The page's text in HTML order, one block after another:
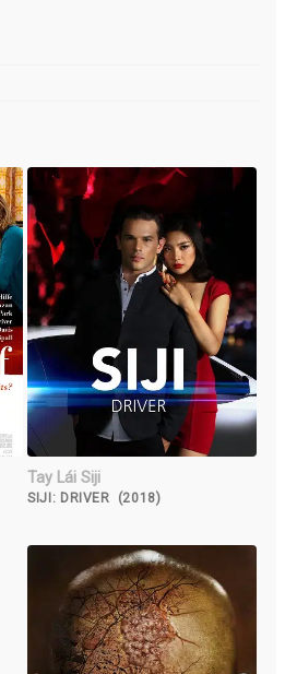
Tay Lái Siji
SIJI: DRIVER (2018)